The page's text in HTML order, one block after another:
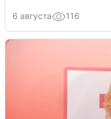
6 августа 116